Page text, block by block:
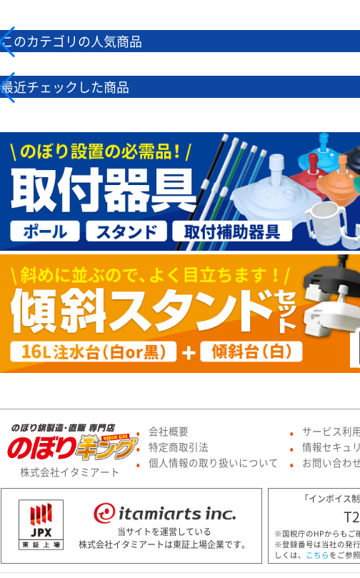
このカテゴリの人気商品
最近チェックした商品
株式会社イタミアート
● 会社概要
● 特定商取引法
● 個人情報の取り扱いについて
● サービス利
● 情報セキュ
● お問い合わ
当サイトを運営している
株式会社イタミアートは東証上場企業です。
「インボイス
※国税庁のHPからもご
※登録番号は当社の発
しくは、
こちら をご参